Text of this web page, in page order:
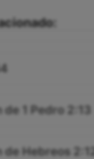
de 1 Pedro 2:13
de Hebreos 2:12